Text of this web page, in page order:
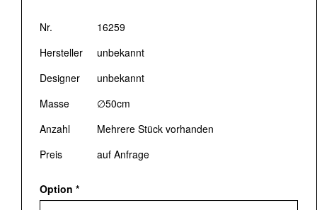
Nr.
16259
Hersteller
unbekannt
Designer
unbekannt
Masse
∅50cm
Anzahl
Mehrere Stück vorhanden
Preis
auf Anfrage
Option *